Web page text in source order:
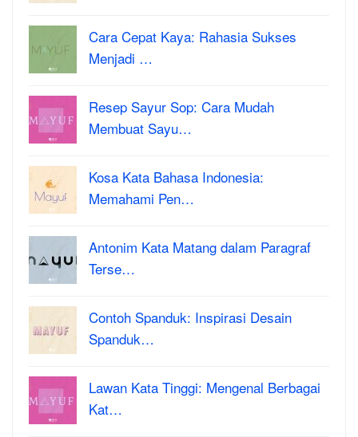
Cara Cepat Kaya: Rahasia Sukses
Menjadi …
Resep Sayur Sop: Cara Mudah
Membuat Sayu…
Kosa Kata Bahasa Indonesia:
Memahami Pen…
Antonim Kata Matang dalam Paragraf
Terse…
Contoh Spanduk: Inspirasi Desain
Spanduk…
Lawan Kata Tinggi: Mengenal Berbagai
Kat…